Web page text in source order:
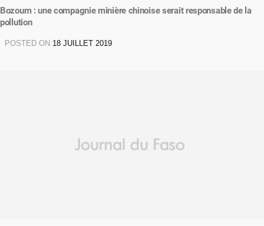
Bozoum : une compagnie minière chinoise serait responsable de la
pollution
POSTED ON 18 JUILLET 2019